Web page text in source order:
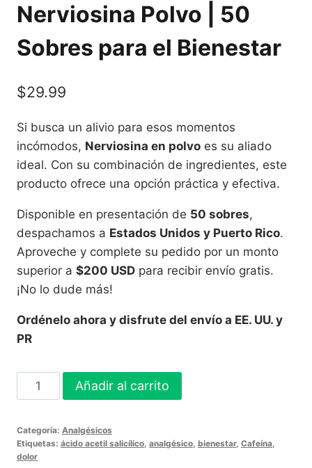
Nerviosina Polvo | 50
Sobres para el Bienestar
$29.99
Si busca un alivio para esos momentos
incómodos, Nerviosina en polvo es su aliado
ideal. Con su combinación de ingredientes, este
producto ofrece una opción práctica y efectiva.
Disponible en presentación de 50 sobres,
despachamos a Estados Unidos y Puerto Rico.
Aproveche y complete su pedido por un monto
superior a $200 USD para recibir envío gratis.
¡No lo dude más!
Ordénelo ahora y disfrute del envío a EE. UU. y
PR
Nerviosina
Polvo
50
Sobres
Añadir al carrito
Categoría: Analgésicos
Etiquetas: ácido acetil salicílico analgésico bienestar, Cafeína
dolor